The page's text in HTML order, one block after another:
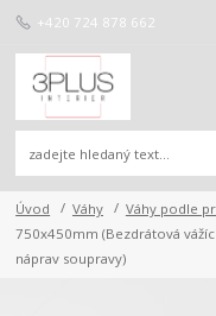
+420 724 878 662
Úvod Váhy Váhy podle
750x450mm (Bezdrátová
náprav soupravy)